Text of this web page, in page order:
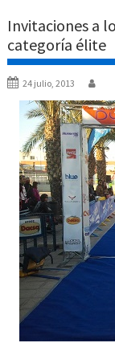
Invitaciones a
categoría élite
24 julio, 2013